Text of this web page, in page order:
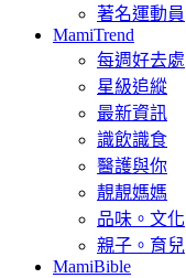
著名運動員
MamiTrend
每週好去處
星級追縱
最新資訊
識飲識食
醫護與你
靚靚媽媽
品味。文化
親子。育兒
MamiBible